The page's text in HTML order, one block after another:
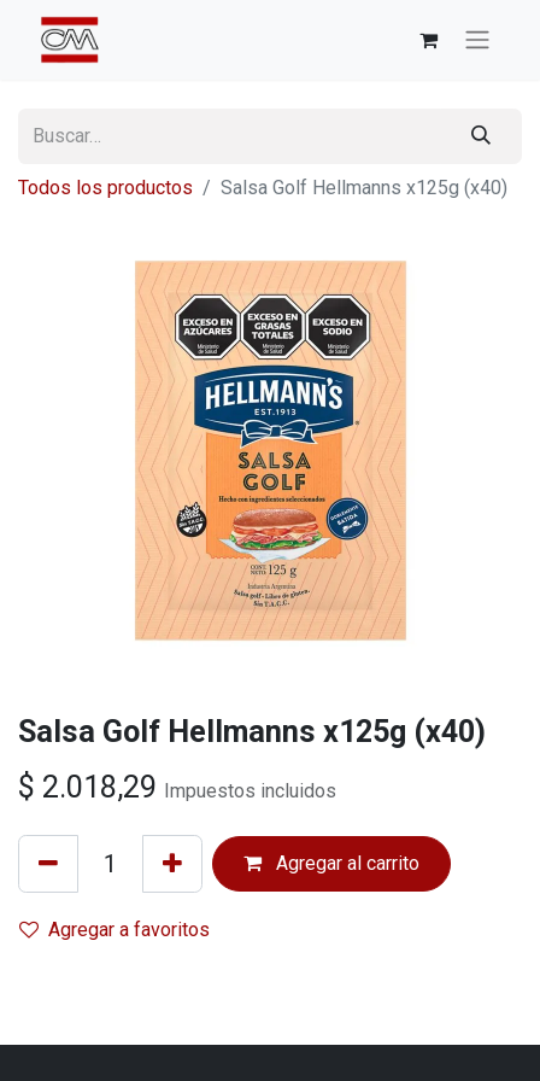
Todos los productos Salsa Golf Hellmanns x125g (x40)
Salsa Golf Hellmanns x125g (x40)
$ 2.018,29 Impuestos incluidos
Agregar al carrito
Agregar a favoritos